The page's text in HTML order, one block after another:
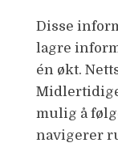
Disse
lagre
én økt.
mulig å
navigerer